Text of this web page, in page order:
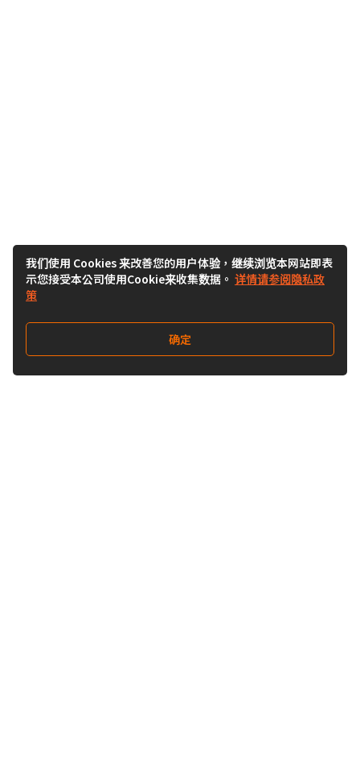
我们使用 Cookies 来改善您的用户体验，继续浏览本网站即表
示您接受本公司使用Cookie来收集数据。 详情请参阅隐私政
策
确定